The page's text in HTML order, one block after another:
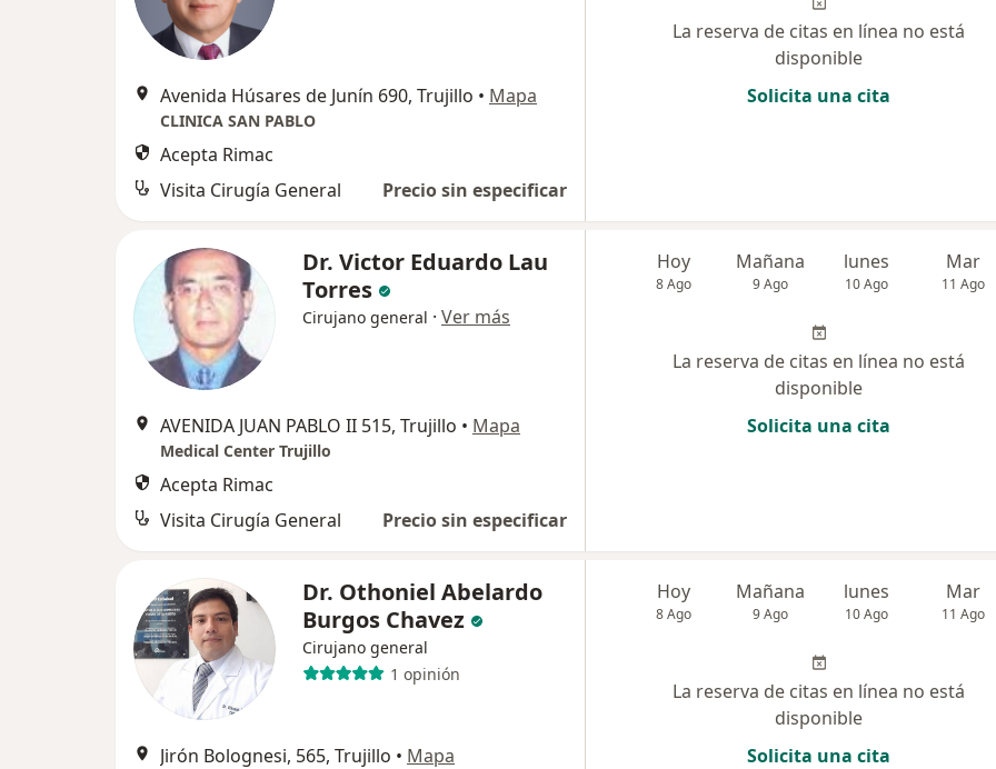
Avenida Húsares de Junín 690, Trujillo • Mapa
CLINICA SAN PABLO
Acepta Rimac
Visita Cirugía General
Precio sin especificar
La reserva de citas en línea no está
disponible
Solicita una cita
Dr. Victor Eduardo Lau
Torres
Cirujano general · Ver más
AVENIDA JUAN PABLO II 515, Trujillo • Mapa
Medical Center Trujillo
Acepta Rimac
Visita Cirugía General
Precio sin especificar
Hoy
8 Ago
Mañana
9 Ago
lunes
10 Ago
Mar
11 Ago
La reserva de citas en línea no está
disponible
Solicita una cita
Dr. Othoniel Abelardo
Burgos Chavez
Cirujano general
1 opinión
Jirón Bolognesi, 565, Trujillo • Mapa
Hoy
8 Ago
Mañana
9 Ago
lunes
10 Ago
Mar
11 Ago
La reserva de citas en línea no está
disponible
Solicita una cita